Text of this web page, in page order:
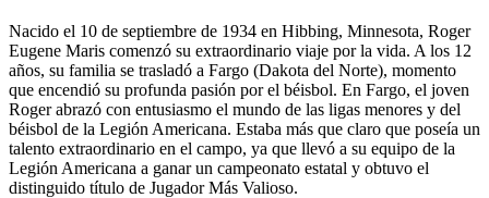
Nacido el 10 de septiembre de 1934 en Hibbing, Minnesota, Roger
Eugene Maris comenzó su extraordinario viaje por la vida. A los 12
años, su familia se trasladó a Fargo (Dakota del Norte), momento
que encendió su profunda pasión por el béisbol. En Fargo, el joven
Roger abrazó con entusiasmo el mundo de las ligas menores y del
béisbol de la Legión Americana. Estaba más que claro que poseía un
talento extraordinario en el campo, ya que llevó a su equipo de la
Legión Americana a ganar un campeonato estatal y obtuvo el
distinguido título de Jugador Más Valioso.